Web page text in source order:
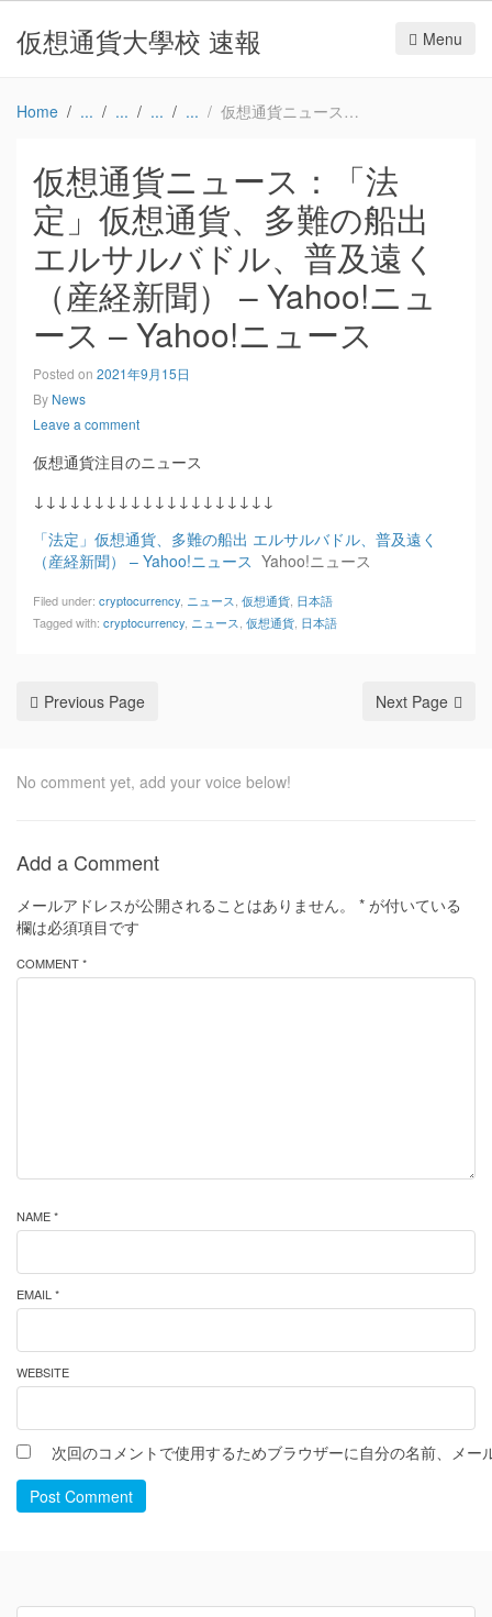
仮想通貨大學校 速報 Menu
Home 仮想通貨ニュース：「法定」仮想通貨、多難の船出 エルサルバドル、普及遠く（産経新聞） – Yahoo!ニュース – Yahoo!ニュース
仮想通貨ニュース：「法
定」仮想通貨、多難の船出
エルサルバドル、普及遠く
（産経新聞） – Yahoo!ニュ
ース – Yahoo!ニュース
Posted on 2021年9月15日
By News
Leave a comment
仮想通貨注目のニュース
↓↓↓↓↓↓↓↓↓↓↓↓↓↓↓↓↓↓↓↓
「法定」仮想通貨、多難の船出 エルサルバドル、普及遠く
（産経新聞） – Yahoo!ニュース Yahoo!ニュース
Filed under: cryptocurrency ニュース 仮想通貨 日本語
Tagged with: cryptocurrency ニュース 仮想通貨 日本語
Previous Page Next Page
No comment yet, add your voice below!
Add a Comment
メールアドレスが公開されることはありません。 * が付いている
欄は必須項目です
COMMENT *
NAME *
EMAIL *
WEBSITE
次回のコメントで使用するためブラウザーに自分の名前、メー
Post Comment